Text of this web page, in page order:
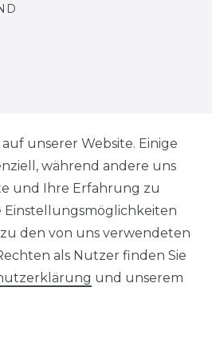
unserer Website. Einige
während andere uns
und Ihre Erfahrung zu
Einstellungsmöglichkeiten
den von uns verwendeten
als Nutzer finden Sie
und unserem